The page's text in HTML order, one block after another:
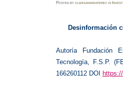
Postedbyclarisamariaperez in
Desinformación
Autoría Fundación
Tecnología, F.S.P.
166260112 DOI